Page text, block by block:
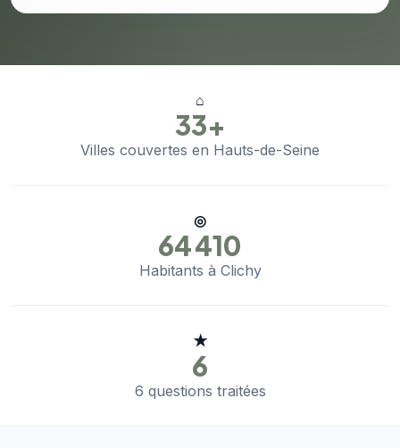
⌂
33+
Villes couvertes en Hauts-de-Seine
◎
64 410
Habitants à Clichy
★
6
6 questions traitées